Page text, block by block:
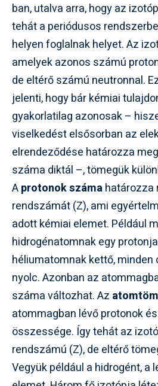
ban, utalva arra, hogy az
tehát a periódusos
helyen foglalnak helyet. Az
amelyek azonos számú
de eltérő számú neutronnal.
jelenti, hogy bár kémiai
gyakorlatilag azonosak –
viselkedést elsősorban az
elrendeződése határozza
száma diktál –, tömegük
Aprotonok számahatározza
rendszámát (Z), ami
adott kémiai elemet. Például
hidrogénatomnak egy
héliumatomnak kettő, minden
nyolc. Azonban az
száma változhat. Az
atommagban lévő protonok
összessége. Így tehát az
rendszámú (Z), de eltérő
Vegyük például a hidrogént, a